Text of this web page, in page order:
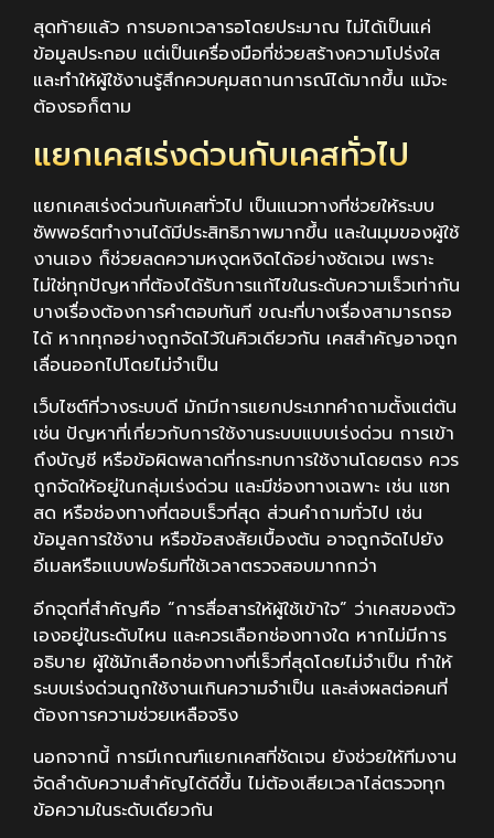
สุดท้ายแล้ว การบอกเวลารอโดยประมาณ ไม่ได้เป็นแค่
ข้อมูลประกอบ แต่เป็นเครื่องมือที่ช่วยสร้างความโปร่งใส
และทำให้ผู้ใช้งานรู้สึกควบคุมสถานการณ์ได้มากขึ้น แม้จะ
ต้องรอก็ตาม
แยกเคสเร่งด่วนกับเคสทั่วไป
แยกเคสเร่งด่วนกับเคสทั่วไป เป็นแนวทางที่ช่วยให้ระบบ
ซัพพอร์ตทำงานได้มีประสิทธิภาพมากขึ้น และในมุมของผู้ใช้
งานเอง ก็ช่วยลดความหงุดหงิดได้อย่างชัดเจน เพราะ
ไม่ใช่ทุกปัญหาที่ต้องได้รับการแก้ไขในระดับความเร็วเท่ากัน
บางเรื่องต้องการคำตอบทันที ขณะที่บางเรื่องสามารถรอ
ได้ หากทุกอย่างถูกจัดไว้ในคิวเดียวกัน เคสสำคัญอาจถูก
เลื่อนออกไปโดยไม่จำเป็น
เว็บไซต์ที่วางระบบดี มักมีการแยกประเภทคำถามตั้งแต่ต้น
เช่น ปัญหาที่เกี่ยวกับการใช้งานระบบแบบเร่งด่วน การเข้า
ถึงบัญชี หรือข้อผิดพลาดที่กระทบการใช้งานโดยตรง ควร
ถูกจัดให้อยู่ในกลุ่มเร่งด่วน และมีช่องทางเฉพาะ เช่น แชท
สด หรือช่องทางที่ตอบเร็วที่สุด ส่วนคำถามทั่วไป เช่น
ข้อมูลการใช้งาน หรือข้อสงสัยเบื้องต้น อาจถูกจัดไปยัง
อีเมลหรือแบบฟอร์มที่ใช้เวลาตรวจสอบมากกว่า
อีกจุดที่สำคัญคือ “การสื่อสารให้ผู้ใช้เข้าใจ” ว่าเคสของตัว
เองอยู่ในระดับไหน และควรเลือกช่องทางใด หากไม่มีการ
อธิบาย ผู้ใช้มักเลือกช่องทางที่เร็วที่สุดโดยไม่จำเป็น ทำให้
ระบบเร่งด่วนถูกใช้งานเกินความจำเป็น และส่งผลต่อคนที่
ต้องการความช่วยเหลือจริง
นอกจากนี้ การมีเกณฑ์แยกเคสที่ชัดเจน ยังช่วยให้ทีมงาน
จัดลำดับความสำคัญได้ดีขึ้น ไม่ต้องเสียเวลาไล่ตรวจทุก
ข้อความในระดับเดียวกัน